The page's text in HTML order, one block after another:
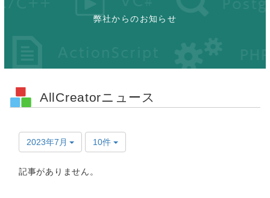
弊社からのお知らせ
AllCreatorニュース
2023年7月 10件
記事がありません。